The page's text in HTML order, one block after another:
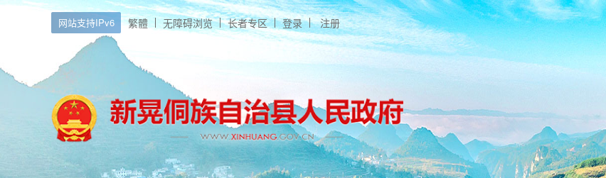
网站支持IPv6 繁體 无障碍浏览 长者专区 登录 注册